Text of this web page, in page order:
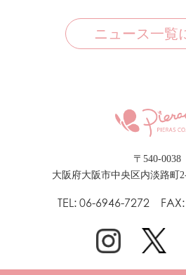
ニュース一覧
〒540-0038
大阪府大阪市中央区内淡路町
TEL: 06-6946-7272